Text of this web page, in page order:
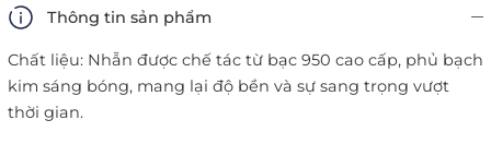
Thông tin sản phẩm
Chất liệu: Nhẫn được chế tác từ bạc 950 cao cấp, phủ bạch
kim sáng bóng, mang lại độ bền và sự sang trọng vượt
thời gian.